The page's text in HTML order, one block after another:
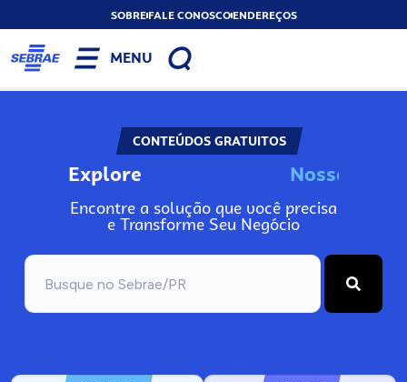
SOBREFALE CONOSCOENDEREÇOS
MENU
CONTEÚDOS GRATUITOS
Explore Nosso
Encontre a solução que você precisa
e Transforme Seu Negócio